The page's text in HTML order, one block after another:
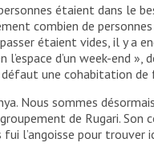
étaient dans le
combien de
étaient vides, il y a
d’un week-end »,
une cohabitation
Nous sommes
de Rugari. Son
l’angoisse pour trouver